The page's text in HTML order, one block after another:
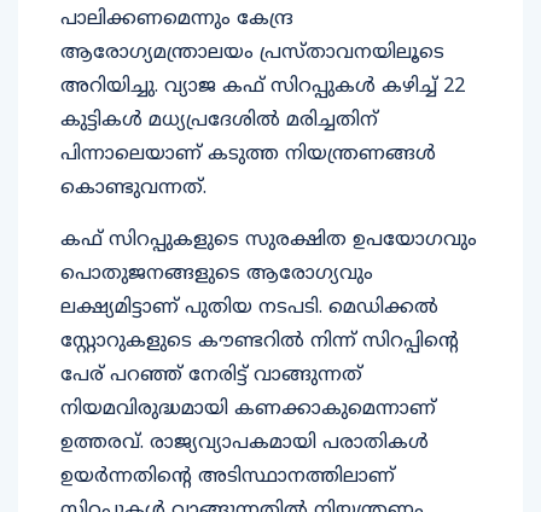
പാലിക്കണമെന്നും കേന്ദ്ര
ആരോഗ്യമന്ത്രാലയം പ്രസ്താവനയിലൂടെ
അറിയിച്ചു. വ്യാജ കഫ് സിറപ്പുകള്‍ കഴിച്ച് 22
കുട്ടികള്‍ മധ്യപ്രദേശില്‍ മരിച്ചതിന്
പിന്നാലെയാണ് കടുത്ത നിയന്ത്രണങ്ങള്‍
കൊണ്ടുവന്നത്.
കഫ് സിറപ്പുകളുടെ സുരക്ഷിത ഉപയോഗവും
പൊതുജനങ്ങളുടെ ആരോഗ്യവും
ലക്ഷ്യമിട്ടാണ് പുതിയ നടപടി. മെഡിക്കല്‍
സ്റ്റോറുകളുടെ കൗണ്ടറില്‍ നിന്ന് സിറപ്പിന്റെ
പേര് പറഞ്ഞ് നേരിട്ട് വാങ്ങുന്നത്
നിയമവിരുദ്ധമായി കണക്കാകുമെന്നാണ്
ഉത്തരവ്. രാജ്യവ്യാപകമായി പരാതികള്‍
ഉയര്‍ന്നതിന്റെ അടിസ്ഥാനത്തിലാണ്